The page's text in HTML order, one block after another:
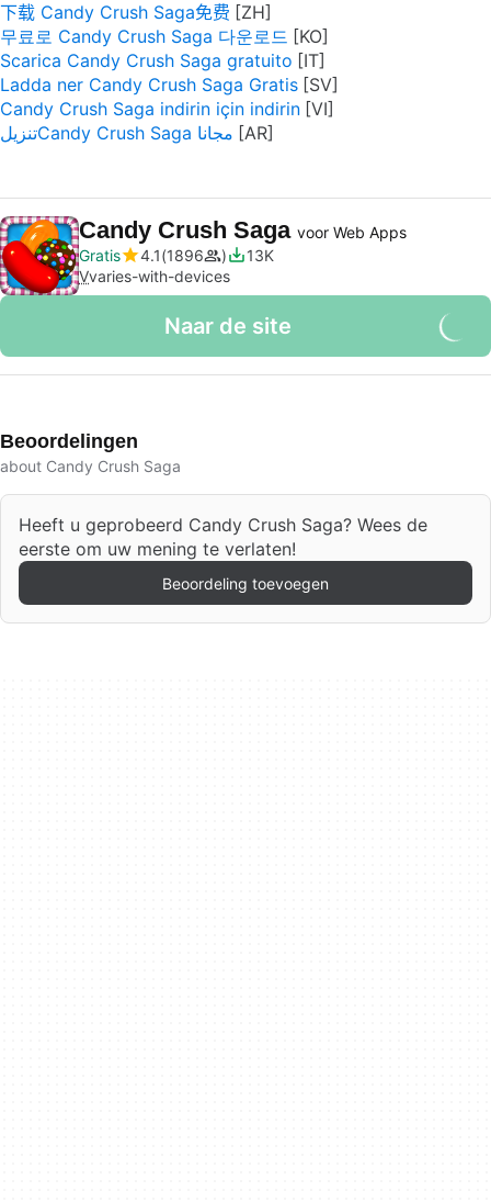
下载 Candy Crush Saga免费
무료로 Candy Crush Saga 다운로드
Scarica Candy Crush Saga gratuito
Ladda ner Candy Crush Saga Gratis
Candy Crush Saga indirin için indirin
تنزيلCandy Crush Saga مجانا
Candy Crush Saga voor Web Apps
Gratis
4.1 1896
13K
Vvaries-with-devices
Naar de site
Beoordelingen
about Candy Crush Saga
Heeft u geprobeerd Candy Crush Saga? Wees de
eerste om uw mening te verlaten!
Beoordeling toevoegen